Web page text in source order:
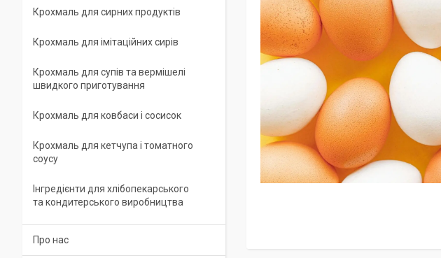
Крохмаль для сирних продуктів
Крохмаль для імітаційних сирів
Крохмаль для супів та вермішелі
швидкого приготування
Крохмаль для ковбаси і сосисок
Крохмаль для кетчупа і томатного
соусу
Інгредієнти для хлібопекарського
та кондитерського виробництва
Про нас